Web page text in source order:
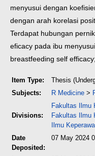
menyusui dengan
dengan arah korelasi
Terdapat hubungan
eficacy pada ibu menyusui
breastfeeding self
Item Type:
Thesis
Subjects:
R Medicine >
Divisions:
Fakultas Ilmu
Fakultas Ilmu
Ilmu
Date
Deposited:
07 May 2024